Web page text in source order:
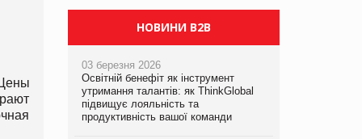
НОВИНИ B2B
03 березня 2026
Освітній бенефіт як інструмент
утримання талантів: як ThinkGlobal
підвищує лояльність та
продуктивність вашої команди